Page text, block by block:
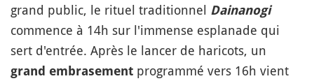
grand public, le rituel traditionnel Dainanogi
commence à 14h sur l'immense esplanade qui
sert d'entrée. Après le lancer de haricots, un
grand embrasement programmé vers 16h vient